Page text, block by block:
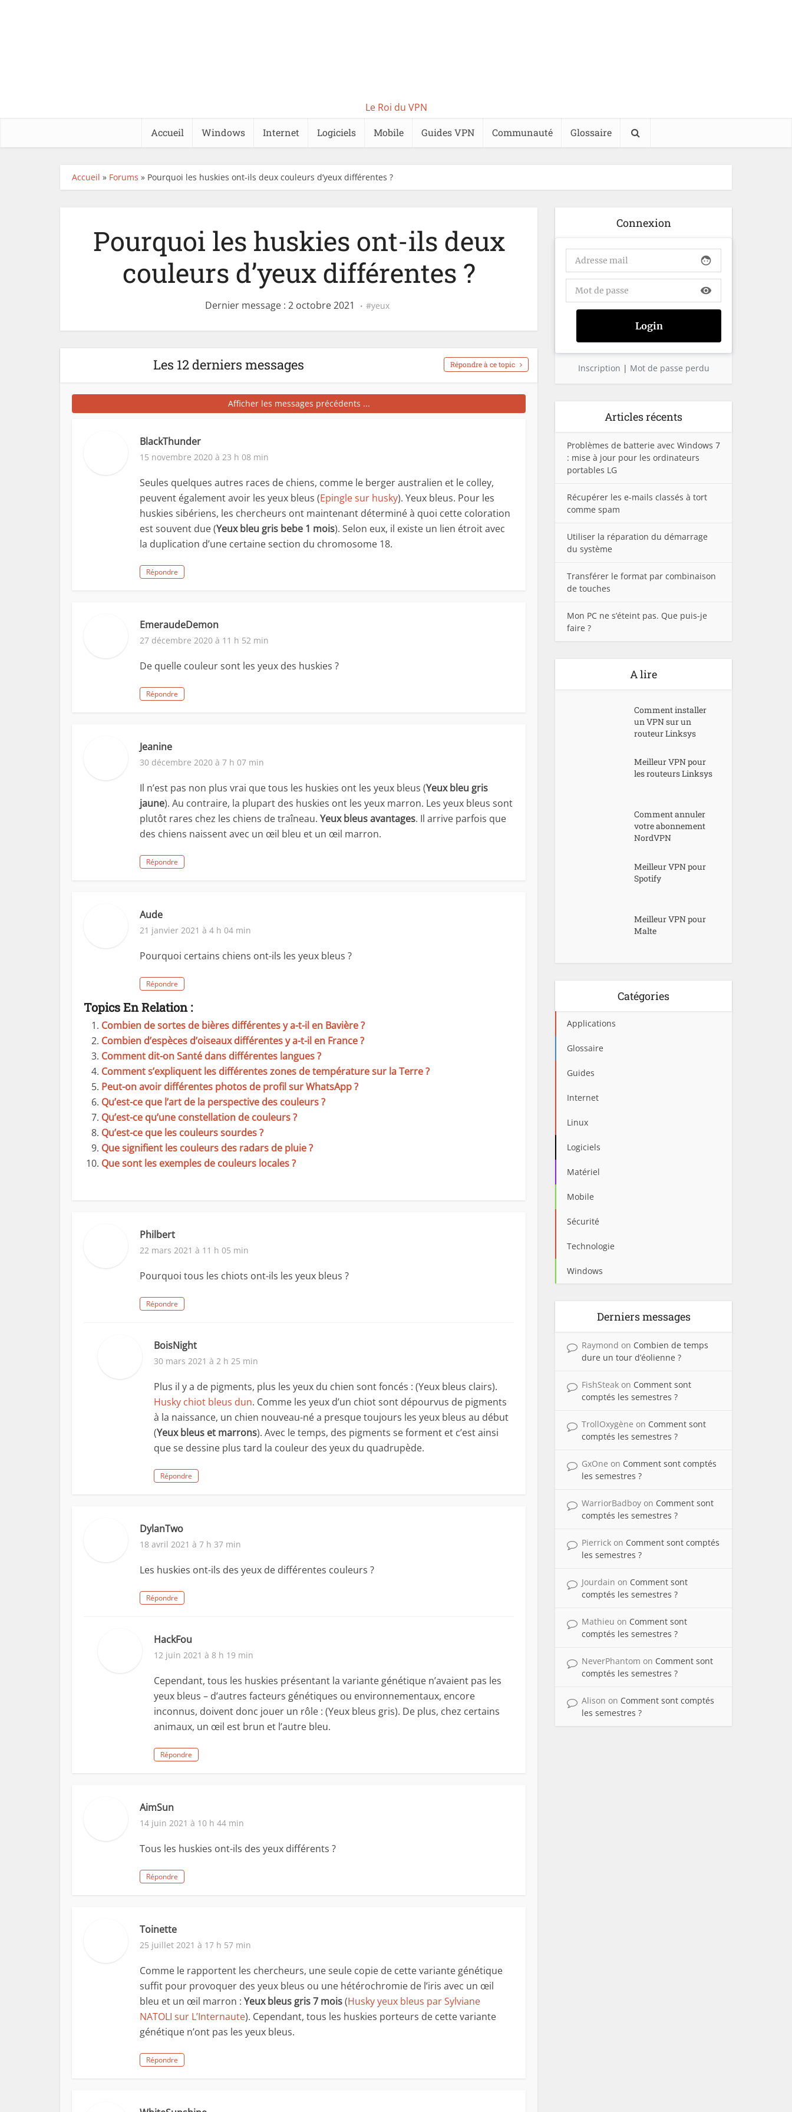
Le Roi du VPN
Accueil Windows Internet Logiciels Mobile Guides VPN Communauté Glossaire
Accueil » Forums » Pourquoi les huskies ont-ils deux couleurs d’yeux différentes ?
Pourquoi les huskies ont-ils deux
couleurs d’yeux différentes ?
Dernier message : 2 octobre 2021 yeux
Les 12 derniers messages Répondre à ce topic
Afficher les messages précédents ...
BlackThunder
15 novembre 2020 à 23 h 08 min
Seules quelques autres races de chiens, comme le berger australien et le colley,
peuvent également avoir les yeux bleus (Epingle sur husky). Yeux bleus. Pour les
huskies sibériens, les chercheurs ont maintenant déterminé à quoi cette coloration
est souvent due (Yeux bleu gris bebe 1 mois). Selon eux, il existe un lien étroit avec
la duplication d’une certaine section du chromosome 18.
Répondre
EmeraudeDemon
27 décembre 2020 à 11 h 52 min
De quelle couleur sont les yeux des huskies ?
Répondre
Jeanine
30 décembre 2020 à 7 h 07 min
Il n’est pas non plus vrai que tous les huskies ont les yeux bleus (Yeux bleu gris
jaune). Au contraire, la plupart des huskies ont les yeux marron. Les yeux bleus sont
plutôt rares chez les chiens de traîneau. Yeux bleus avantages. Il arrive parfois que
des chiens naissent avec un œil bleu et un œil marron.
Répondre
Aude
21 janvier 2021 à 4 h 04 min
Pourquoi certains chiens ont-ils les yeux bleus ?
Répondre
Topics En Relation :
Combien de sortes de bières différentes y a-t-il en Bavière ?
Combien d’espèces d’oiseaux différentes y a-t-il en France ?
Comment dit-on Santé dans différentes langues ?
Comment s’expliquent les différentes zones de température sur la Terre ?
Peut-on avoir différentes photos de profil sur WhatsApp ?
Qu’est-ce que l’art de la perspective des couleurs ?
Qu’est-ce qu’une constellation de couleurs ?
Qu’est-ce que les couleurs sourdes ?
Que signifient les couleurs des radars de pluie ?
Que sont les exemples de couleurs locales ?
Philbert
22 mars 2021 à 11 h 05 min
Pourquoi tous les chiots ont-ils les yeux bleus ?
Répondre
BoisNight
30 mars 2021 à 2 h 25 min
Plus il y a de pigments, plus les yeux du chien sont foncés : (Yeux bleus clairs).
Husky chiot bleus dun. Comme les yeux d’un chiot sont dépourvus de pigments
à la naissance, un chien nouveau-né a presque toujours les yeux bleus au début
(Yeux bleus et marrons). Avec le temps, des pigments se forment et c’est ainsi
que se dessine plus tard la couleur des yeux du quadrupède.
Répondre
DylanTwo
18 avril 2021 à 7 h 37 min
Les huskies ont-ils des yeux de différentes couleurs ?
Répondre
HackFou
12 juin 2021 à 8 h 19 min
Cependant, tous les huskies présentant la variante génétique n’avaient pas les
yeux bleus – d’autres facteurs génétiques ou environnementaux, encore
inconnus, doivent donc jouer un rôle : (Yeux bleus gris). De plus, chez certains
animaux, un œil est brun et l’autre bleu.
Répondre
AimSun
14 juin 2021 à 10 h 44 min
Tous les huskies ont-ils des yeux différents ?
Répondre
Toinette
25 juillet 2021 à 17 h 57 min
Comme le rapportent les chercheurs, une seule copie de cette variante génétique
suffit pour provoquer des yeux bleus ou une hétérochromie de l’iris avec un œil
bleu et un œil marron : Yeux bleus gris 7 mois(Husky yeux bleus par Sylviane
NATOLI sur L’Internaute). Cependant, tous les huskies porteurs de cette variante
génétique n’ont pas les yeux bleus.
Répondre
Connexion
face
visibility
Inscription | Mot de passe perdu
Articles récents
Problèmes de batterie avec Windows 7
: mise à jour pour les ordinateurs
portables LG
Récupérer les e-mails classés à tort
comme spam
Utiliser la réparation du démarrage
du système
Transférer le format par combinaison
de touches
Mon PC ne s’éteint pas. Que puis-je
faire ?
A lire
Comment installer
un VPN sur un
routeur Linksys
Meilleur VPN pour
les routeurs Linksys
Comment annuler
votre abonnement
NordVPN
Meilleur VPN pour
Spotify
Meilleur VPN pour
Malte
Catégories
Applications
Glossaire
Guides
Internet
Linux
Logiciels
Matériel
Mobile
Sécurité
Technologie
Windows
Derniers messages
Raymond on Combien de temps
dure un tour d’éolienne ?
FishSteak on Comment sont
comptés les semestres ?
TrollOxygène on Comment sont
comptés les semestres ?
GxOne on Comment sont comptés
les semestres ?
WarriorBadboy on Comment sont
comptés les semestres ?
Pierrick on Comment sont comptés
les semestres ?
Jourdain on Comment sont
comptés les semestres ?
Mathieu on Comment sont
comptés les semestres ?
NeverPhantom on Comment sont
comptés les semestres ?
Alison on Comment sont comptés
les semestres ?